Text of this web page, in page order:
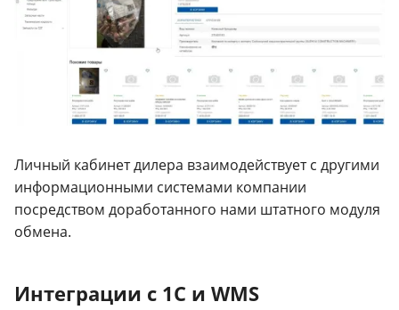
Личный кабинет дилера взаимодействует с другими
информационными системами компании
посредством доработанного нами штатного модуля
обмена.
Интеграции с 1С и WMS